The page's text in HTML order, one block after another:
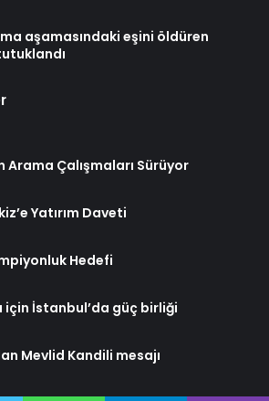
aşamasındaki eşini öldüren
Arama Çalışmaları Sürüyor
Yatırım Daveti
Hedefi
için İstanbul’da güç birliği
Mevlid Kandili mesajı